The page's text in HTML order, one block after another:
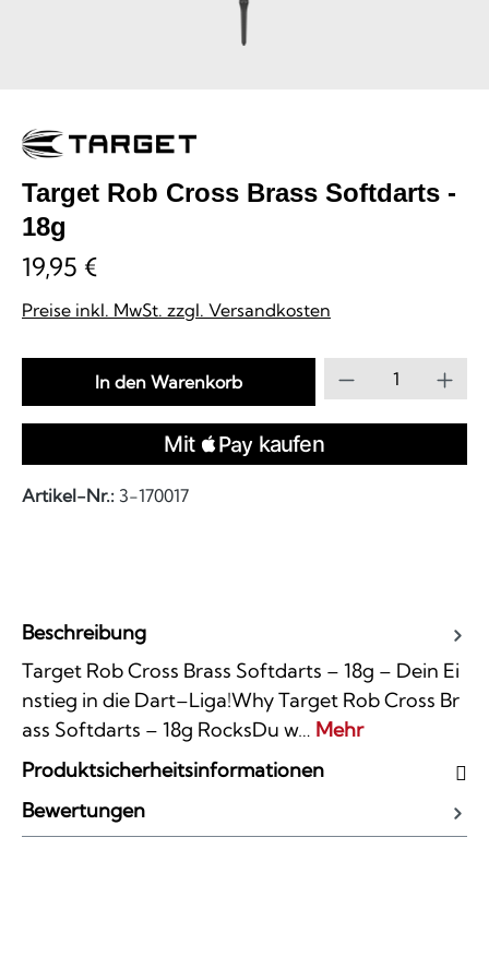
Target Rob Cross Brass Softdarts -
18g
19,95 €
Preise inkl. MwSt. zzgl. Versandkosten
Produkt
In den Warenkorb
Artikel-Nr.: 3-170017
Beschreibung
Target Rob Cross Brass Softdarts – 18g – Dein Ei
nstieg in die Dart–Liga!Why Target Rob Cross Br
ass Softdarts – 18g RocksDu w… Mehr
Produktsicherheitsinformationen
Bewertungen